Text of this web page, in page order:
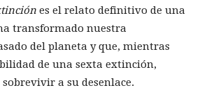
es el relato definitivo de una
transformado nuestra
del planeta y que, mientras
de una sexta extinción,
a su desenlace.